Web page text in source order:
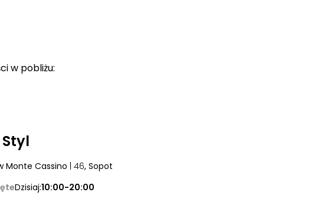
w pobliżu:
Monte Cassino | 46, Sopot
Dzisiaj:10:00-20:00